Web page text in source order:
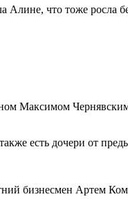
что тоже росла
Максимом
есть дочери от
бизнесмен Артем